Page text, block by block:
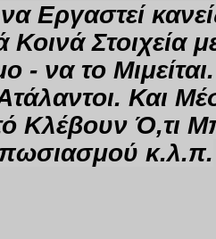
Εργαστεί
Κοινά Στοιχεία
- να το
Και
Κλέβουν Ό,τι
κ.λ.π.